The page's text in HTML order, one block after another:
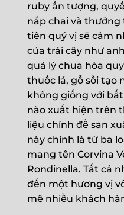
ruby ấn tượng,
nắp chai và
tiên quý vị sẽ cảm
của trái cây như
quả lý chua hòa
thuốc lá, gỗ sồi tạo
không giống với
nào xuất hiện trên
liệu chính để sản
này chính là từ ba
mang tên Corvina
Rondinella. Tất cả
đến một hương vị
mê nhiều khách